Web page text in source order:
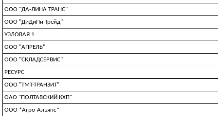
ООО "ДА-ЛИНА ТРАНС"
ООО "ДиДиПи Трейд"
УЗЛOBAЯ 1
ООО "АПРЕЛЬ"
ООО "СКЛАДСЕРВИС"
РЕСУРС
ООО "ТМТ-ТРАНЗИТ"
ОАО "ПОЛТАВСКИЙ КХП"
ООО *Агро-Альянс*